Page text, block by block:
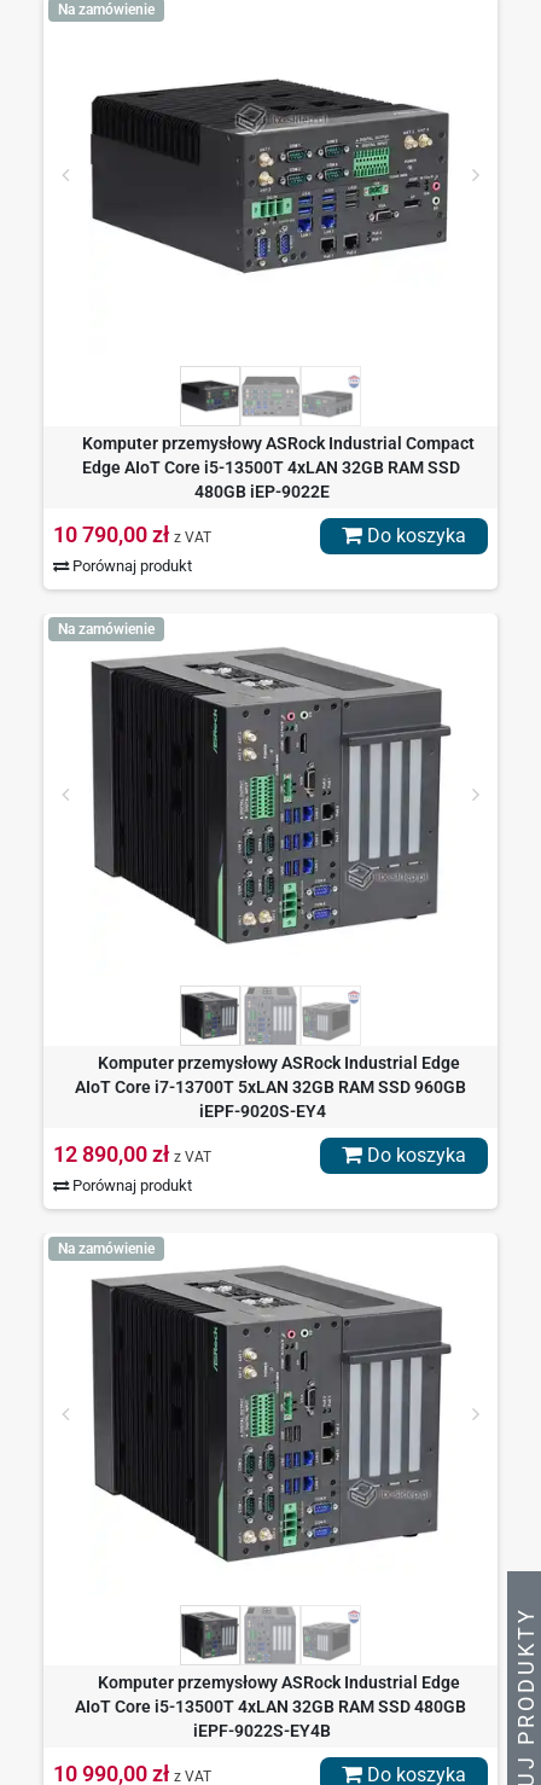
Na zamówienie
Komputer przemysłowy ASRock Industrial Compact
Edge AIoT Core i5-13500T 4xLAN 32GB RAM SSD
480GB iEP-9022E
10 790,00 zł z VAT
Porównaj produkt
Do koszyka
Na zamówienie
Komputer przemysłowy ASRock Industrial Edge
AIoT Core i7-13700T 5xLAN 32GB RAM SSD 960GB
iEPF-9020S-EY4
12 890,00 zł z VAT
Porównaj produkt
Do koszyka
Na zamówienie
Komputer przemysłowy ASRock Industrial Edge
AIoT Core i5-13500T 4xLAN 32GB RAM SSD 480GB
iEPF-9022S-EY4B
10 990,00 zł z VAT Do koszyka Y